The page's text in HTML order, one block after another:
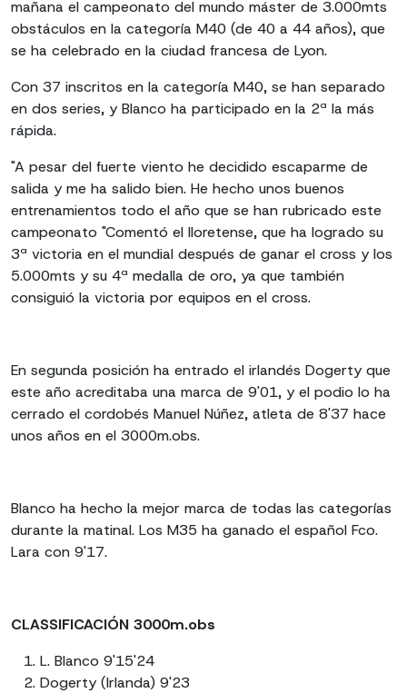
mañana el campeonato del mundo máster de 3.000mts
obstáculos en la categoría M40 (de 40 a 44 años), que
se ha celebrado en la ciudad francesa de Lyon.
Con 37 inscritos en la categoría M40, se han separado
en dos series, y Blanco ha participado en la 2ª la más
rápida.
"A pesar del fuerte viento he decidido escaparme de
salida y me ha salido bien. He hecho unos buenos
entrenamientos todo el año que se han rubricado este
campeonato "Comentó el lloretense, que ha logrado su
3ª victoria en el mundial después de ganar el cross y los
5.000mts y su 4ª medalla de oro, ya que también
consiguió la victoria por equipos en el cross.
En segunda posición ha entrado el irlandés Dogerty que
este año acreditaba una marca de 9'01, y el podio lo ha
cerrado el cordobés Manuel Núñez, atleta de 8'37 hace
unos años en el 3000m.obs.
Blanco ha hecho la mejor marca de todas las categorías
durante la matinal. Los M35 ha ganado el español Fco.
Lara con 9'17.
CLASSIFICACIÓN 3000m.obs
L. Blanco 9'15'24
Dogerty (Irlanda) 9'23